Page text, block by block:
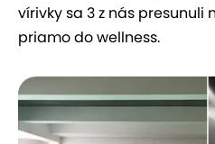
vírivky sa 3 z nás presunuli
priamo do wellness.